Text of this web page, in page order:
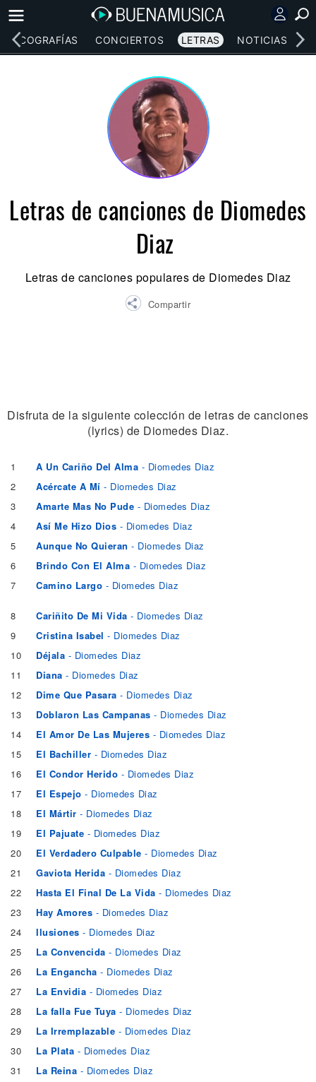
DISCOGRAFÍAS CONCIERTOS LETRAS NOTICIAS
Letras de canciones de Diomedes
Diaz
Letras de canciones populares de Diomedes Diaz
Compartir
Disfruta de la siguiente colección de letras de canciones
(lyrics) de Diomedes Diaz.
1 A Un Cariño Del Alma - Diomedes Diaz
2
Acércate A Mí - Diomedes Diaz
3
Amarte Mas No Pude - Diomedes Diaz
4
Así Me Hizo Dios - Diomedes Diaz
5
Aunque No Quieran - Diomedes Diaz
6
Brindo Con El Alma - Diomedes Diaz
7
Camino Largo - Diomedes Diaz
8 Cariñito De Mi Vida - Diomedes Diaz
9
Cristina Isabel - Diomedes Diaz
10
Déjala - Diomedes Diaz
11
Diana - Diomedes Diaz
12
Dime Que Pasara - Diomedes Diaz
13
Doblaron Las Campanas - Diomedes Diaz
14
El Amor De Las Mujeres - Diomedes Diaz
15
El Bachiller - Diomedes Diaz
16
El Condor Herido - Diomedes Diaz
17
El Espejo - Diomedes Diaz
18
El Mártir - Diomedes Diaz
19
El Pajuate - Diomedes Diaz
20
El Verdadero Culpable - Diomedes Diaz
21
Gaviota Herida - Diomedes Diaz
22
Hasta El Final De La Vida - Diomedes Diaz
23
Hay Amores - Diomedes Diaz
24
Ilusiones - Diomedes Diaz
25
La Convencida - Diomedes Diaz
26
La Engancha - Diomedes Diaz
27
La Envidia - Diomedes Diaz
28
La falla Fue Tuya - Diomedes Diaz
29
La Irremplazable - Diomedes Diaz
30
La Plata - Diomedes Diaz
31
La Reina - Diomedes Diaz